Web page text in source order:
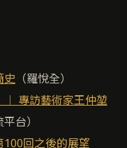
史（羅悅全）
專訪藝術家王仲堃
台）
回之後的展望